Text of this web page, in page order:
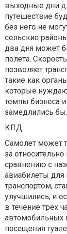
выходные дни
путешествие
без него не
сельские
два дня может
полета.
позволяет
такие как
которые
темпы бизнеса
замедлились бы.
КПД
Самолет может
за
сравнению с
авиабилеты
транспортом,
улучшились, и
в течение трех
автомобильных
посещения